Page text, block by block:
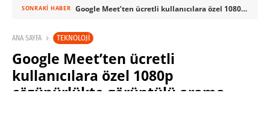
SONRAKI HABER Google Meet’ten ücretli kullanıcılara özel 1080p çözünürlükte görüntülü arama
ANA SAYFA TEKNOLOJI
Google Meet’ten ücretli
kullanıcılara özel 1080p
çözünürlükte görüntülü arama